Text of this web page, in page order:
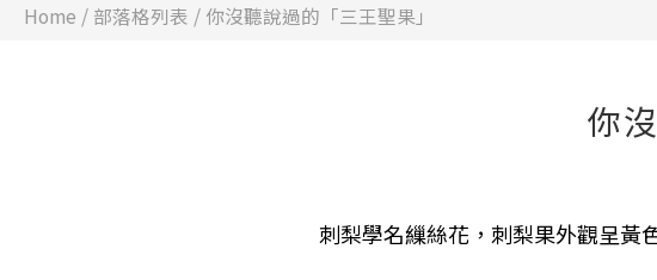
Home / 部落格列表 / 你沒聽說過的「三王聖果」
你
刺梨學名繅絲花 ，刺梨果外觀呈黃